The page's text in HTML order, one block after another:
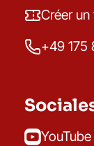
Créer
+49 175
YouTube